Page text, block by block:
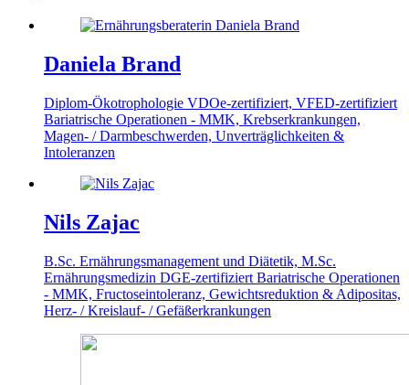
Daniela Brand
Diplom-Ökotrophologie VDOe-zertifiziert, VFED-zertifiziert
Bariatrische Operationen - MMK, Krebserkrankungen,
Magen- / Darmbeschwerden, Unverträglichkeiten &
Intoleranzen
Nils Zajac
B.Sc. Ernährungsmanagement und Diätetik, M.Sc.
Ernährungsmedizin DGE-zertifiziert Bariatrische Operationen
- MMK, Fructoseintoleranz, Gewichtsreduktion & Adipositas,
Herz- / Kreislauf- / Gefäßerkrankungen